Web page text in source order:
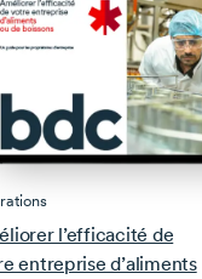
l’efficacité de
entreprise d’aliments